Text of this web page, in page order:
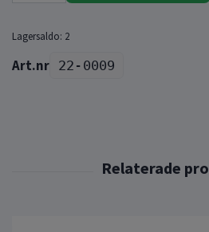
Lagersaldo: 2
22-0009